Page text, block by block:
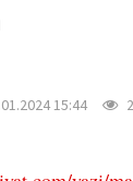
15:44